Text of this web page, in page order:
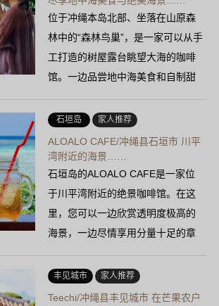
位于冲绳本岛北部、坐落在山原森
林中的“森林鸟巢”，是一家可以从手
工打造的树屋露台眺望大海的咖啡
馆。一边品尝地中海美食和自制甜
点，一边沉浸在大自然之中……
石垣岛 家人推荐
ALOALO CAFE/冲绳县石垣市 川平
湾附近的海景……
石垣岛的ALOALO CAFE是一家位
于川平湾附近的绝景咖啡馆。在这
里，您可以一边欣赏透明度极高的
海景，一边尽情享用分量十足的章
鱼饭和双拼咖喱。此外还设有住宿
设施……
丰见城市 家人推荐
Teechi/冲绳县丰见城市 在芒果农户